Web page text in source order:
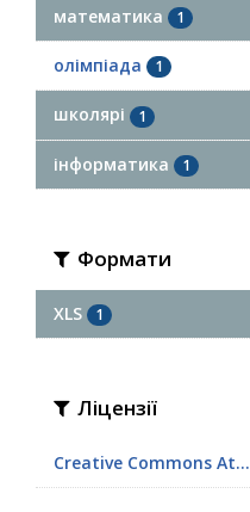
математика 1
олімпіада 1
школярі 1
інформатика 1
Формати
XLS 1
Ліцензії
Creative Commons At...